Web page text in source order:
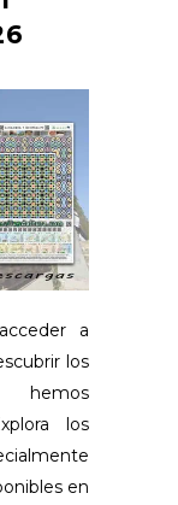
a
los
hemos
los
en